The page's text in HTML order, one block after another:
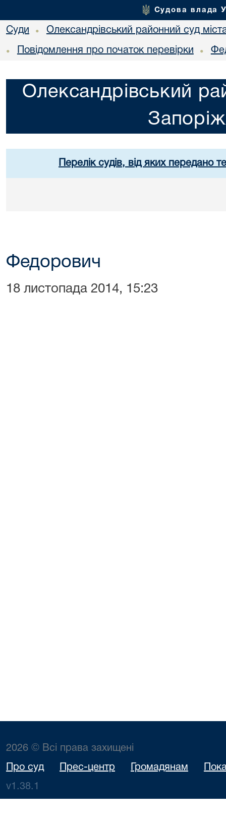
Судова влада
Суди • Олександрівський районний суд
• Повідомлення про початок перевірки •
Олександрівський
Перелік судів, від яких передано
Федорович
18 листопада 2014, 15:23
2026 © Всі права захищені
Про суд Прес-центр Громадянам
v1.38.1